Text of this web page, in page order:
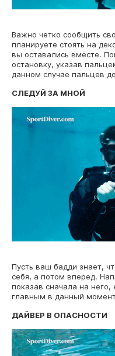
Важно четко сообщить
планируете стоять на
вы оставались вместе.
остановку, указав
данном случае пальцев
СЛЕДУЙ ЗА МНОЙ
Пусть ваш бадди знает,
себя, а потом вперед.
показав сначала на
главным в данный
ДАЙВЕР В ОПАСНОСТИ